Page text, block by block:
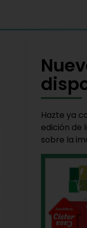
Hazte ya
edición de
sobre la